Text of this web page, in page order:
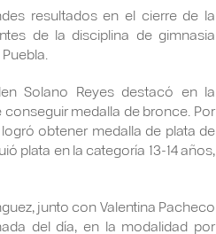
resultados en el cierre de la
de la disciplina de gimnasia
Solano Reyes destacó en la
conseguir medalla de bronce. Por
obtener medalla de plata de
plata en la categoría 13-14 años,
junto con Valentina Pacheco
del día, en la modalidad por